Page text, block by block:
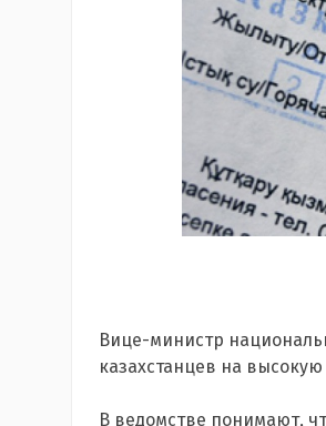
Вице-министр
казахстанцев на
В ведомстве понимают,